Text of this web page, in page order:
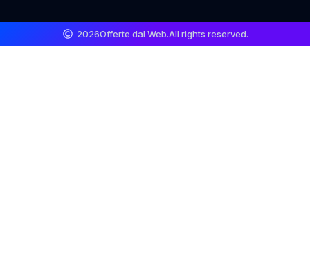
2026Offerte dal Web.All rights reserved.